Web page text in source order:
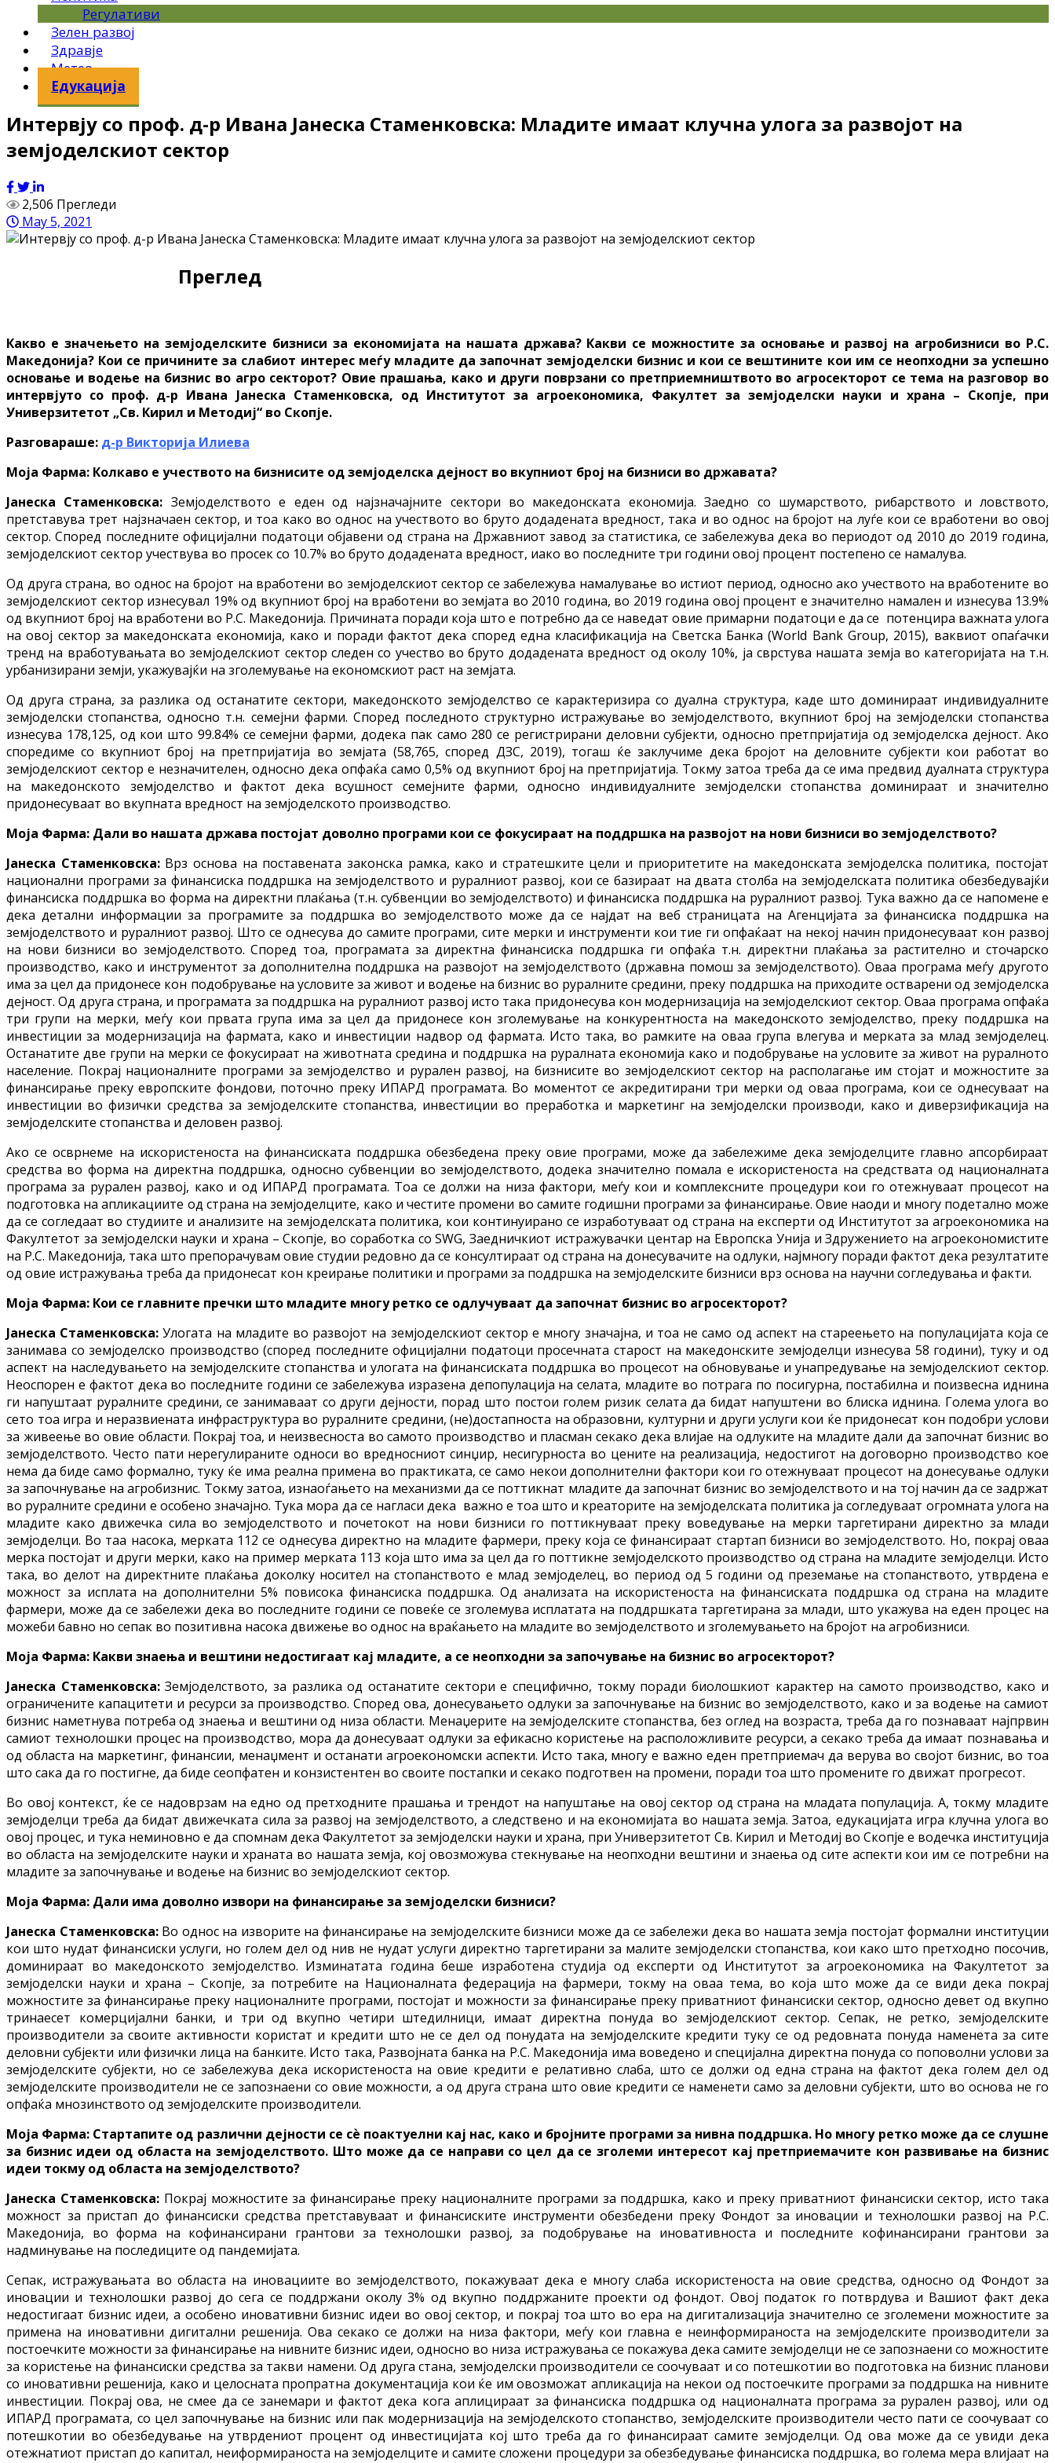
Регулативи
Зелен развој
Здравје
Метео
Едукација
Интервју со проф. д-р Ивана Јанеска Стаменковска: Младите имаат клучна улога за развојот на
земјоделскиот сектор
2,506 Прегледи
May 5, 2021
Преглед
Какво е значењето на земјоделските бизниси за економијата на нашата држава? Какви се можностите за основање и развој на агробизниси во Р.С.
Македонија? Кои се причините за слабиот интерес меѓу младите да започнат земјоделски бизнис и кои се вештините кои им се неопходни за успешно
основање и водење на бизнис во агро секторот? Овие прашања, како и други поврзани со претприемништвото во агросекторот се тема на разговор во
интервјуто со проф. д-р Ивана Јанеска Стаменковска, од Институтот за агроекономика, Факултет за земјоделски науки и храна – Скопје, при
Универзитетот „Св. Кирил и Методиј“ во Скопје.
Разговараше: д-р Викторија Илиева
Моја Фарма: Колкаво е учеството на бизнисите од земјоделска дејност во вкупниот број на бизниси во државата?
Јанеска Стаменковска: Земјоделството е еден од најзначајните сектори во македонската економија. Заедно со шумарството, рибарството и ловството,
претставува трет најзначаен сектор, и тоа како во однос на учеството во бруто додадената вредност, така и во однос на бројот на луѓе кои се вработени во овој
сектор. Според последните официјални податоци објавени од страна на Државниот завод за статистика, се забележува дека во периодот од 2010 до 2019 година,
земјоделскиот сектор учествува во просек со 10.7% во бруто додадената вредност, иако во последните три години овој процент постепено се намалува.
Од друга страна, во однос на бројот на вработени во земјоделскиот сектор се забележува намалување во истиот период, односно ако учеството на вработените во
земјоделскиот сектор изнесувал 19% од вкупниот број на вработени во земјата во 2010 година, во 2019 година овој процент е значително намален и изнесува 13.9%
од вкупниот број на вработени во Р.С. Македонија. Причината поради која што е потребно да се наведат овие примарни податоци е да се потенцира важната улога
на овој сектор за македонската економија, како и поради фактот дека според една класификација на Светска Банка (World Bank Group, 2015), ваквиот опаѓачки
тренд на вработувањата во земјоделскиот сектор следен со учество во бруто додадената вредност од околу 10%, ја сврстува нашата земја во категоријата на т.н.
урбанизирани земји, укажувајќи на зголемување на економскиот раст на земјата.
Од друга страна, за разлика од останатите сектори, македонското земјоделство се карактеризира со дуална структура, каде што доминираат индивидуалните
земјоделски стопанства, односно т.н. семејни фарми. Според последното структурно истражување во земјоделството, вкупниот број на земјоделски стопанства
изнесува 178,125, од кои што 99.84% се семејни фарми, додека пак само 280 се регистрирани деловни субјекти, односно претпријатија од земјоделска дејност. Ако
споредиме со вкупниот број на претпријатија во земјата (58,765, според ДЗС, 2019), тогаш ќе заклучиме дека бројот на деловните субјекти кои работат во
земјоделскиот сектор е незначителен, односно дека опфаќа само 0,5% од вкупниот број на претпријатија. Токму затоа треба да се има предвид дуалната структура
на македонското земјоделство и фактот дека всушност семејните фарми, односно индивидуалните земјоделски стопанства доминираат и значително
придонесуваат во вкупната вредност на земјоделското производство.
Моја Фарма: Дали во нашата држава постојат доволно програми кои се фокусираат на поддршка на развојот на нови бизниси во земјоделството?
Јанеска Стаменковска: Врз основа на поставената законска рамка, како и стратешките цели и приоритетите на македонската земјоделска политика, постојат
национални програми за финансиска поддршка на земјоделството и руралниот развој, кои се базираат на двата столба на земјоделската политика обезбедувајќи
финансиска поддршка во форма на директни плаќања (т.н. субвенции во земјоделството) и финансиска поддршка на руралниот развој. Тука важно да се напомене е
дека детални информации за програмите за поддршка во земјоделството може да се најдат на веб страницата на Агенцијата за финансиска поддршка на
земјоделството и руралниот развој. Што се однесува до самите програми, сите мерки и инструменти кои тие ги опфаќаат на некој начин придонесуваат кон развој
на нови бизниси во земјоделството. Според тоа, програмата за директна финансиска поддршка ги опфаќа т.н. директни плаќања за растително и сточарско
производство, како и инструментот за дополнителна поддршка на развојот на земјоделството (државна помош за земјоделството). Оваа програма меѓу другото
има за цел да придонесе кон подобрување на условите за живот и водење на бизнис во руралните средини, преку поддршка на приходите остварени од земјоделска
дејност. Од друга страна, и програмата за поддршка на руралниот развој исто така придонесува кон модернизација на земјоделскиот сектор. Оваа програма опфаќа
три групи на мерки, меѓу кои првата група има за цел да придонесе кон зголемување на конкурентноста на македонското земјоделство, преку поддршка на
инвестиции за модернизација на фармата, како и инвестиции надвор од фармата. Исто така, во рамките на оваа група влегува и мерката за млад земјоделец.
Останатите две групи на мерки се фокусираат на животната средина и поддршка на руралната економија како и подобрување на условите за живот на руралното
население. Покрај националните програми за земјоделство и рурален развој, на бизнисите во земјоделскиот сектор на располагање им стојат и можностите за
финансирање преку европските фондови, поточно преку ИПАРД програмата. Во моментот се акредитирани три мерки од оваа програма, кои се однесуваат на
инвестиции во физички средства за земјоделските стопанства, инвестиции во преработка и маркетинг на земјоделски производи, како и диверзификација на
земјоделските стопанства и деловен развој.
Ако се осврнеме на искористеноста на финансиската поддршка обезбедена преку овие програми, може да забележиме дека земјоделците главно апсорбираат
средства во форма на директна поддршка, односно субвенции во земјоделството, додека значително помала е искористеноста на средствата од националната
програма за рурален развој, како и од ИПАРД програмата. Тоа се должи на низа фактори, меѓу кои и комплексните процедури кои го отежнуваат процесот на
подготовка на апликациите од страна на земјоделците, како и честите промени во самите годишни програми за финансирање. Овие наоди и многу подетално може
да се согледаат во студиите и анализите на земјоделската политика, кои континуирано се изработуваат од страна на експерти од Институтот за агроекономика на
Факултетот за земјоделски науки и храна – Скопје, во соработка со SWG, Заедничкиот истражувачки центар на Европска Унија и Здружението на агроекономистите
на Р.С. Македонија, така што препорачувам овие студии редовно да се консултираат од страна на донесувачите на одлуки, најмногу поради фактот дека резултатите
од овие истражувања треба да придонесат кон креирање политики и програми за поддршка на земјоделските бизниси врз основа на научни согледувања и факти.
Моја Фарма: Кои се главните пречки што младите многу ретко се одлучуваат да започнат бизнис во агросекторот?
Јанеска Стаменковска:Улогата на младите во развојот на земјоделскиот сектор е многу значајна, и тоа не само од аспект на стареењето на популацијата која се
занимава со земјоделско производство (според последните официјални податоци просечната старост на македонските земјоделци изнесува 58 години), туку и од
аспект на наследувањето на земјоделските стопанства и улогата на финансиската поддршка во процесот на обновување и унапредување на земјоделскиот сектор.
Неоспорен е фактот дека во последните години се забележува изразена депопулација на селата, младите во потрага по посигурна, постабилна и поизвесна иднина
ги напуштаат руралните средини, се занимаваат со други дејности, порад што постои голем ризик селата да бидат напуштени во блиска иднина. Голема улога во
сето тоа игра и неразвиената инфраструктура во руралните средини, (не)достапноста на образовни, културни и други услуги кои ќе придонесат кон подобри услови
за живеење во овие области. Покрај тоа, и неизвесноста во самото производство и пласман секако дека влијае на одлуките на младите дали да започнат бизнис во
земјоделството. Често пати нерегулираните односи во вредносниот синџир, несигурноста во цените на реализација, недостигот на договорно производство кое
нема да биде само формално, туку ќе има реална примена во практиката, се само некои дополнителни фактори кои го отежнуваат процесот на донесување одлуки
за започнување на агробизнис. Токму затоа, изнаоѓањето на механизми да се поттикнат младите да започнат бизнис во земјоделството и на тој начин да се задржат
во руралните средини е особено значајно. Тука мора да се нагласи дека важно е тоа што и креаторите на земјоделската политика ја согледуваат огромната улога на
младите како движечка сила во земјоделството и почетокот на нови бизниси го поттикнуваат преку воведување на мерки таргетирани директно за млади
земјоделци. Во таа насока, мерката 112 се однесува директно на младите фармери, преку која се финансираат стартап бизниси во земјоделството. Но, покрај оваа
мерка постојат и други мерки, како на пример мерката 113 која што има за цел да го поттикне земјоделското производство од страна на младите земјоделци. Исто
така, во делот на директните плаќања доколку носител на стопанството е млад земјоделец, во период од 5 години од преземање на стопанството, утврдена е
можност за исплата на дополнителни 5% повисока финансиска поддршка. Од анализата на искористеноста на финансиската поддршка од страна на младите
фармери, може да се забележи дека во последните години се повеќе се зголемува исплатата на поддршката таргетирана за млади, што укажува на еден процес на
можеби бавно но сепак во позитивна насока движење во однос на враќањето на младите во земјоделството и зголемувањето на бројот на агробизниси.
Моја Фарма: Какви знаења и вештини недостигаат кај младите, а се неопходни за започување на бизнис во агросекторот?
Јанеска Стаменковска:Земјоделството, за разлика од останатите сектори е специфично, токму поради биолошкиот карактер на самото производство, како и
ограничените капацитети и ресурси за производство. Според ова, донесувањето одлуки за започнување на бизнис во земјоделството, како и за водење на самиот
бизнис наметнува потреба од знаења и вештини од низа области. Менаџерите на земјоделските стопанства, без оглед на возраста, треба да го познаваат најпрвин
самиот технолошки процес на производство, мора да донесуваат одлуки за ефикасно користење на расположливите ресурси, а секако треба да имаат познавања и
од областа на маркетинг, финансии, менаџмент и останати агроекономски аспекти. Исто така, многу е важно еден претприемач да верува во својот бизнис, во тоа
што сака да го постигне, да биде сеопфатен и конзистентен во своите постапки и секако подготвен на промени, поради тоа што промените го движат прогресот.
Во овој контекст, ќе се надоврзам на едно од претходните прашања и трендот на напуштање на овој сектор од страна на младата популација. А, токму младите
земјоделци треба да бидат движечката сила за развој на земјоделството, а следствено и на економијата во нашата земја. Затоа, едукацијата игра клучна улога во
овој процес, и тука неминовно е да спомнам дека Факултетот за земјоделски науки и храна, при Универзитетот Св. Кирил и Методиј во Скопје е водечка институција
во областа на земјоделските науки и храната во нашата земја, кој овозможува стекнување на неопходни вештини и знаења од сите аспекти кои им се потребни на
младите за започнување и водење на бизнис во земјоделскиот сектор.
Моја Фарма: Дали има доволно извори на финансирање за земјоделски бизниси?
Јанеска Стаменковска: Во однос на изворите на финансирање на земјоделските бизниси може да се забележи дека во нашата земја постојат формални институции
кои што нудат финансиски услуги, но голем дел од нив не нудат услуги директно таргетирани за малите земјоделски стопанства, кои како што претходно посочив,
доминираат во македонското земјоделство. Изминатата година беше изработена студија од експерти од Институтот за агроекономика на Факултетот за
земјоделски науки и храна – Скопје, за потребите на Националната федерација на фармери, токму на оваа тема, во која што може да се види дека покрај
можностите за финансирање преку националните програми, постојат и можности за финансирање преку приватниот финансиски сектор, односно девет од вкупно
тринаесет комерцијални банки, и три од вкупно четири штедилници, имаат директна понуда во земјоделскиот сектор. Сепак, не ретко, земјоделските
производители за своите активности користат и кредити што не се дел од понудата на земјоделските кредити туку се од редовната понуда наменета за сите
деловни субјекти или физички лица на банките. Исто така, Развојната банка на Р.С. Македонија има воведено и специјална директна понуда со поповолни услови за
земјоделските субјекти, но се забележува дека искористеноста на овие кредити е релативно слаба, што се должи од една страна на фактот дека голем дел од
земјоделските производители не се запознаени со овие можности, а од друга страна што овие кредити се наменети само за деловни субјекти, што во основа не го
опфаќа мнозинството од земјоделските производители.
Моја Фарма: Стартапите од различни дејности се сѐ поактуелни кај нас, како и бројните програми за нивна поддршка. Но многу ретко може да се слушне
за бизнис идеи од областа на земјоделството. Што може да се направи со цел да се зголеми интересот кај претприемачите кон развивање на бизнис
идеи токму од областа на земјоделството?
Јанеска Стаменковска: Покрај можностите за финансирање преку националните програми за поддршка, како и преку приватниот финансиски сектор, исто така
можност за пристап до финансиски средства претставуваат и финансиските инструменти обезбедени преку Фондот за иновации и технолошки развој на Р.С.
Македонија, во форма на кофинансирани грантови за технолошки развој, за подобрување на иновативноста и последните кофинансирани грантови за
надминување на последиците од пандемијата.
Сепак, истражувањата во областа на иновациите во земјоделството, покажуваат дека е многу слаба искористеноста на овие средства, односно од Фондот за
иновации и технолошки развој до сега се поддржани околу 3% од вкупно поддржаните проекти од фондот. Овој податок го потврдува и Вашиот факт дека
недостигаат бизнис идеи, а особено иновативни бизнис идеи во овој сектор, и покрај тоа што во ера на дигитализација значително се зголемени можностите за
примена на иновативни дигитални решенија. Ова секако се должи на низа фактори, меѓу кои главна е неинформираноста на земјоделските производители за
постоечките можности за финансирање на нивните бизнис идеи, односно во низа истражувања се покажува дека самите земјоделци не се запознаени со можностите
за користење на финансиски средства за такви намени. Од друга стана, земјоделски производители се соочуваат и со потешкотии во подготовка на бизнис планови
со иновативни решенија, како и целосната пропратна документација кои ќе им овозможат апликација на некои од постоечките програми за поддршка на нивните
инвестиции. Покрај ова, не смее да се занемари и фактот дека кога аплицираат за финансиска поддршка од националната програма за рурален развој, или од
ИПАРД програмата, со цел започнување на бизнис или пак модернизација на земјоделското стопанство, земјоделските производители често пати се соочуваат со
потешкотии во обезбедување на утврдениот процент од инвестицијата кој што треба да го финансираат самите земјоделци. Од ова може да се увиди дека
отежнатиот пристап до капитал, неиформираноста на земјоделците и самите сложени процедури за обезбедување финансиска поддршка, во голема мера влијаат на